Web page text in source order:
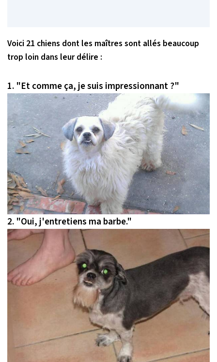
Voici 21 chiens dont les maîtres sont allés beaucoup
trop loin dans leur délire :
1. "Et comme ça, je suis impressionnant ?"
2. "Oui, j'entretiens ma barbe."